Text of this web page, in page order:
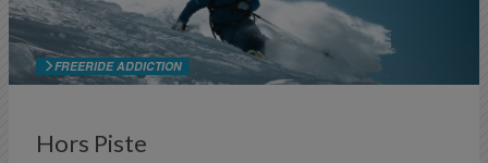
FREERIDE ADDICTION
Hors Piste